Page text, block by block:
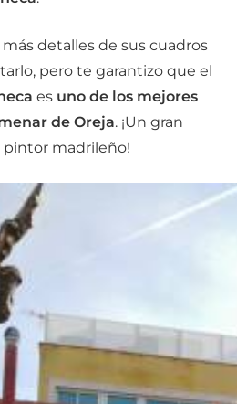
detalles de sus cuadros
pero te garantizo que el
es uno de los mejores
de Oreja. ¡Un gran
madrileño!